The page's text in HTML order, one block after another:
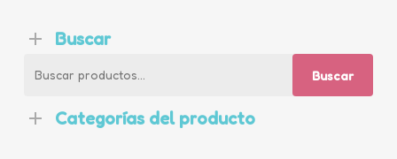
Buscar
Buscar
Buscar
Categorías del producto